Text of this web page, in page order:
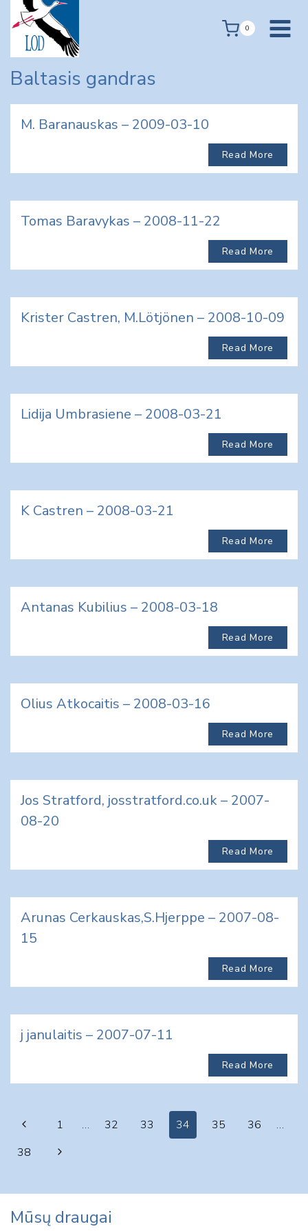
content
0
Baltasis gandras
M. Baranauskas – 2009-03-10
Read More
Tomas Baravykas – 2008-11-22
Read More
Krister Castren, M.Lötjönen – 2008-10-09
Read More
Lidija Umbrasiene – 2008-03-21
Read More
K Castren – 2008-03-21
Read More
Antanas Kubilius – 2008-03-18
Read More
Olius Atkocaitis – 2008-03-16
Read More
Jos Stratford, josstratford.co.uk – 2007-
08-20
Read More
Arunas Cerkauskas,S.Hjerppe – 2007-08-
15
Read More
j janulaitis – 2007-07-11
Read More
Page
navigation
Previous
Page
1 … 32 33 34 35 36
…
38
Next
Mūsų draugai